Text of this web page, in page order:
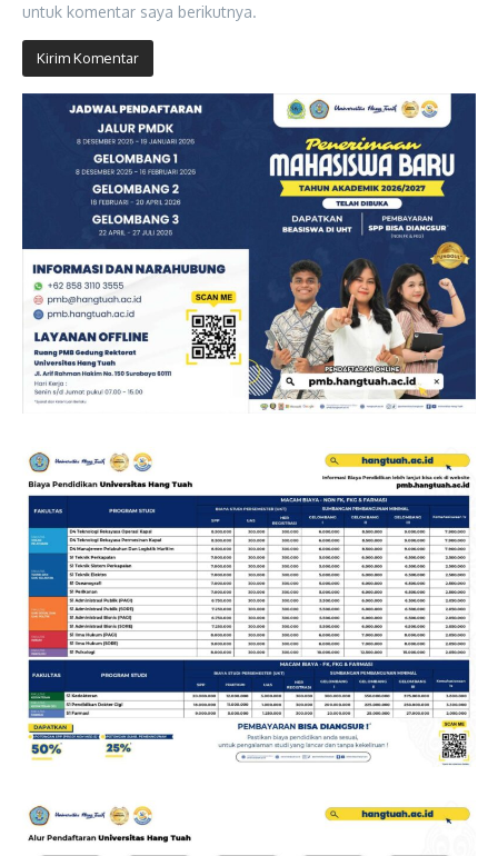
untuk komentar saya berikutnya.